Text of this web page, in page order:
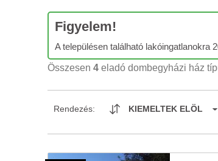
Figyelem!
A településen található lakóingatlanokra
Összesen 4 eladó dombegyházi ház
Rendezés: KIEMELTEK ELÖL